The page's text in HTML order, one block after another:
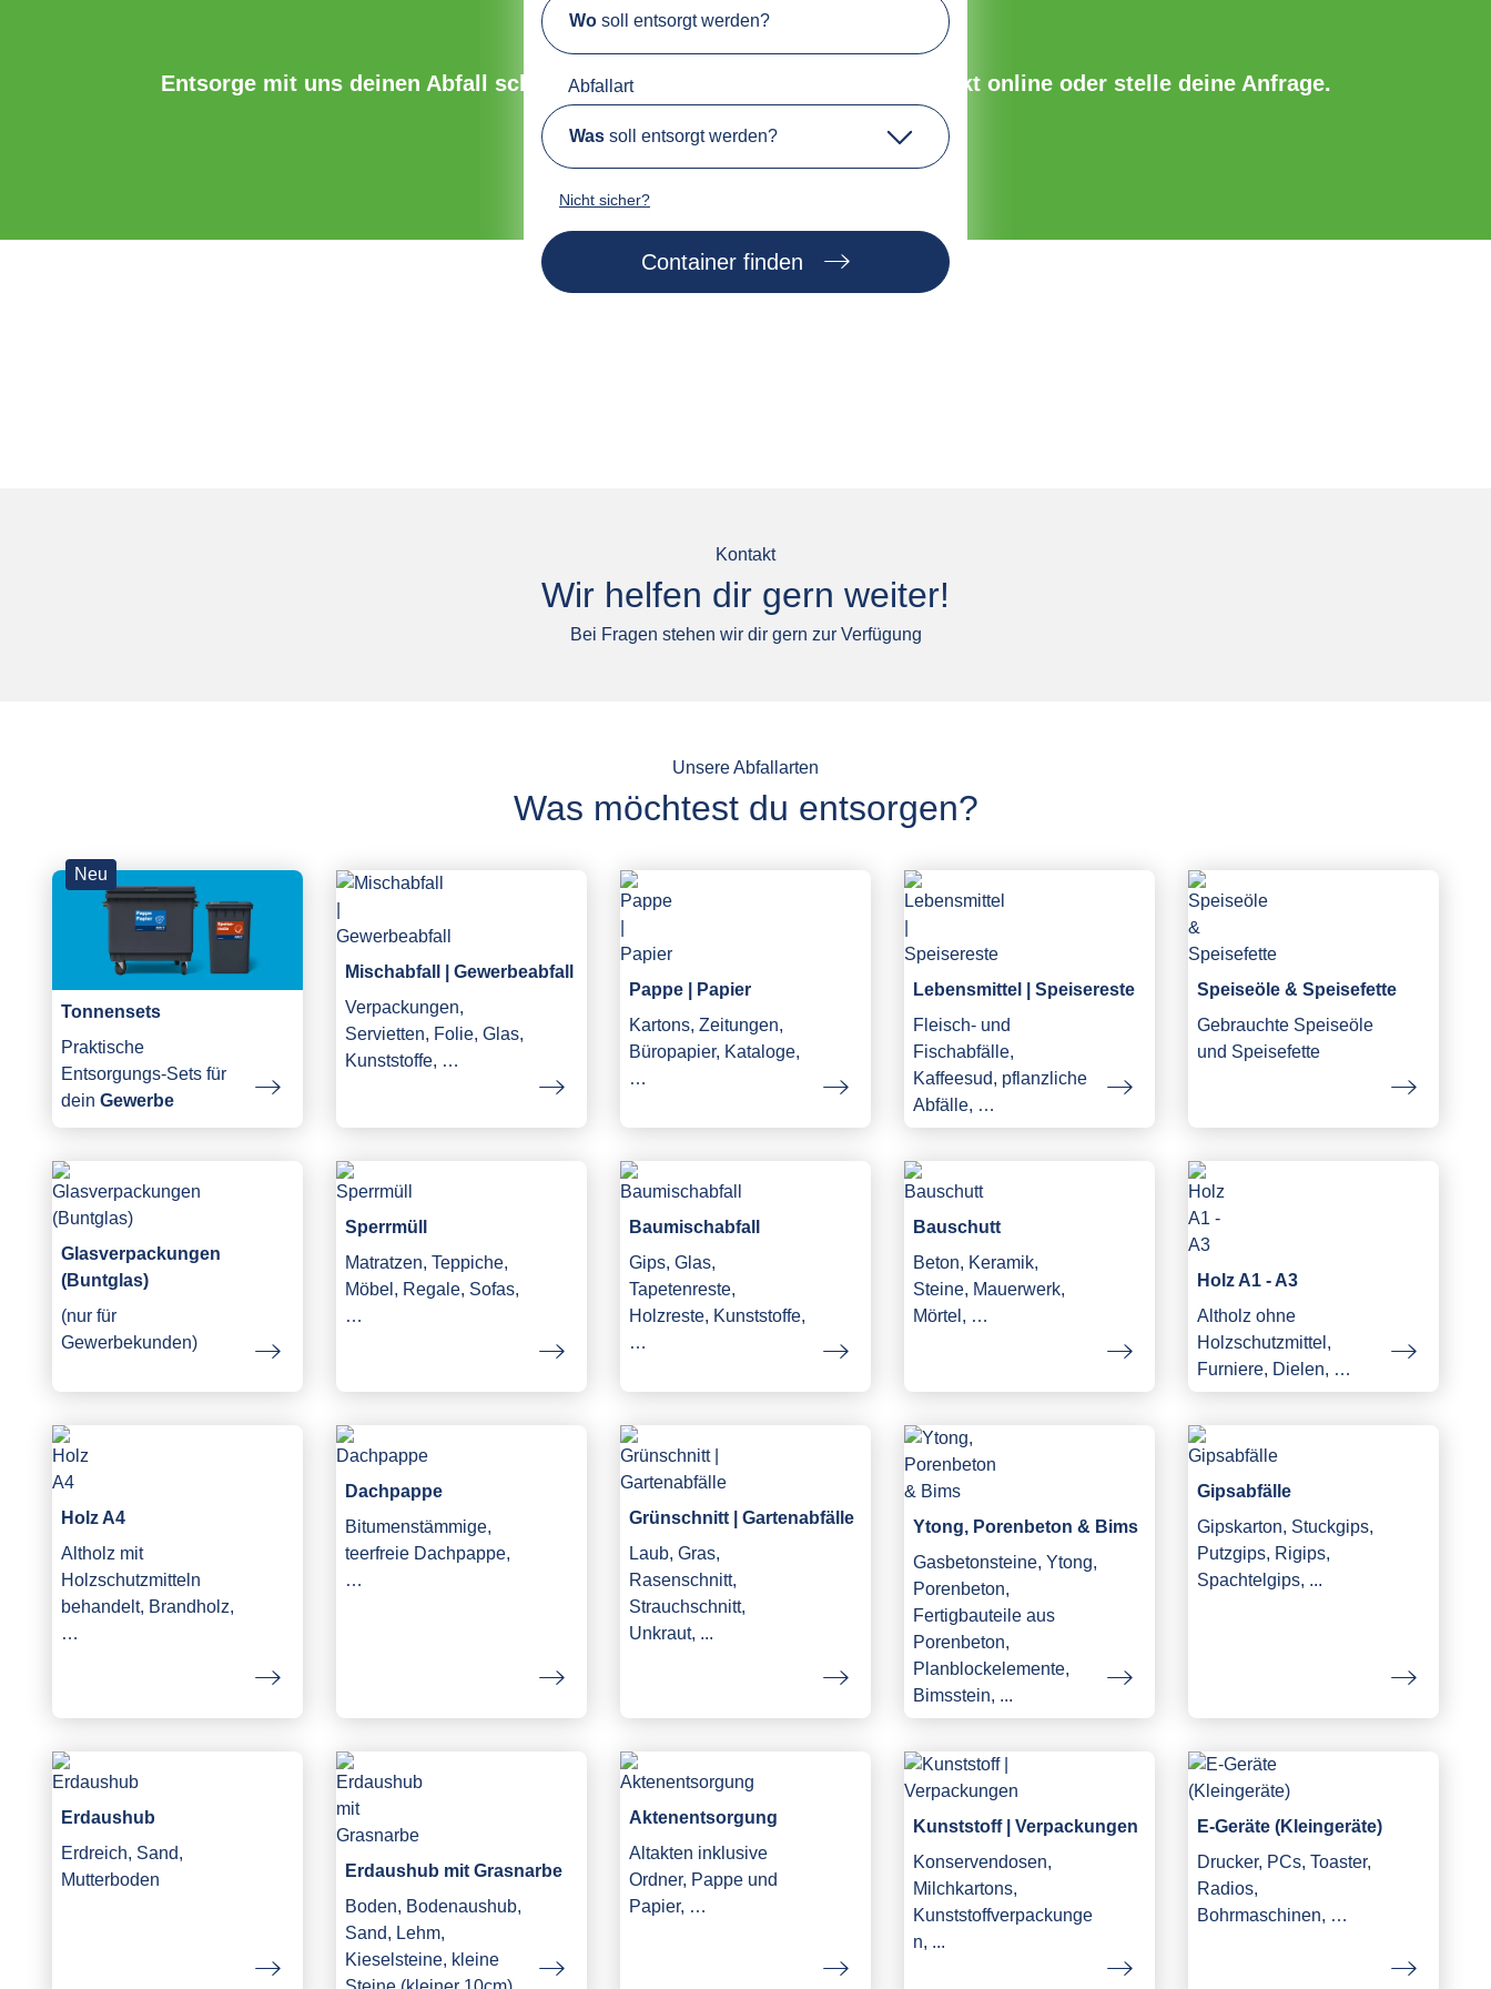
Wo soll entsorgt werden?
Abfallart
Was soll entsorgt werden?
Nicht sicher?
Container finden
Umweltfreundliche Entsorgung
Entsorge mit uns deinen Abfall schnell, sicher und nachhaltig. Bestelle direkt online oder stelle deine Anfrage.
Kontakt
Wir helfen dir gern weiter!
Bei Fragen stehen wir dir gern zur Verfügung
Unsere Abfallarten
Was möchtest du entsorgen?
Neu
Tonnensets
Praktische
Entsorgungs-Sets für
dein Gewerbe
Mischabfall | Gewerbeabfall
Verpackungen,
Servietten, Folie, Glas,
Kunststoffe, …
Pappe | Papier
Kartons, Zeitungen,
Büropapier, Kataloge,
…
Lebensmittel | Speisereste
Fleisch- und
Fischabfälle,
Kaffeesud, pflanzliche
Abfälle, …
Speiseöle & Speisefette
Gebrauchte Speiseöle
und Speisefette
Glasverpackungen
(Buntglas)
(nur für
Gewerbekunden)
Sperrmüll
Matratzen, Teppiche,
Möbel, Regale, Sofas,
…
Baumischabfall
Gips, Glas,
Tapetenreste,
Holzreste, Kunststoffe,
…
Bauschutt
Beton, Keramik,
Steine, Mauerwerk,
Mörtel, …
Holz A1 - A3
Altholz ohne
Holzschutzmittel,
Furniere, Dielen, …
Holz A4
Altholz mit
Holzschutzmitteln
behandelt, Brandholz,
…
Dachpappe
Bitumenstämmige,
teerfreie Dachpappe,
…
Grünschnitt | Gartenabfälle
Laub, Gras,
Rasenschnitt,
Strauchschnitt,
Unkraut, ...
Ytong, Porenbeton & Bims
Gasbetonsteine, Ytong,
Porenbeton,
Fertigbauteile aus
Porenbeton,
Planblockelemente,
Bimsstein, ...
Gipsabfälle
Gipskarton, Stuckgips,
Putzgips, Rigips,
Spachtelgips, ...
Erdaushub
Erdreich, Sand,
Mutterboden
Erdaushub mit Grasnarbe
Boden, Bodenaushub,
Sand, Lehm,
Kieselsteine, kleine
Aktenentsorgung
Altakten inklusive
Ordner, Pappe und
Papier, …
Kunststoff | Verpackungen
Konservendosen,
Milchkartons,
Kunststoffverpackunge
n, ...
E-Geräte (Kleingeräte)
Drucker, PCs, Toaster,
Radios,
Bohrmaschinen, …